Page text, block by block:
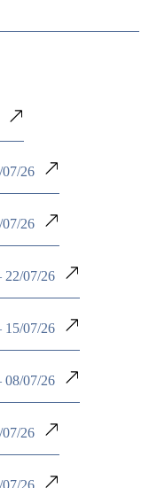
26
26
07/26
07/26
07/26
26
26